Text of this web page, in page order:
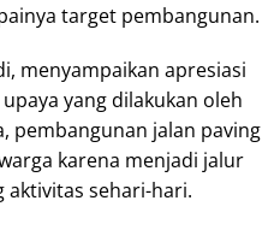
target pembangunan.
menyampaikan apresiasi
yang dilakukan oleh
pembangunan jalan paving
karena menjadi jalur
sehari-hari.